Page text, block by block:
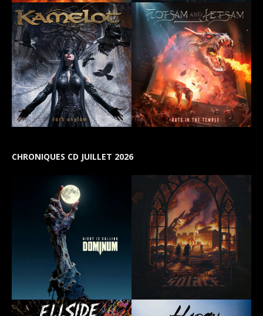
CHRONIQUES CD JUILLET 2026